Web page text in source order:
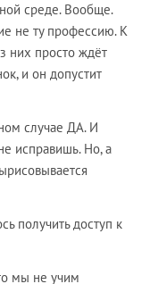
среде. Вообще.
не ту профессию. К
них просто ждёт
и он допустит
случае ДА. И
исправишь. Но, а
получить доступ к
мы не учим